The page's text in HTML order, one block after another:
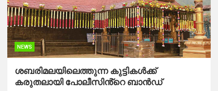
NEWS
ശബരിമലയിലെത്തുന്ന കുട്ടികൾക്ക്
കരുതലായി പോലീസിൻ്റെ ബാൻഡ്